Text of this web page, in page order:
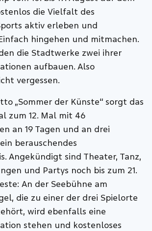
die Vielfalt des
aktiv erleben und
hingehen und mitmachen.
die Stadtwerke zwei ihrer
aufbauen. Also
vergessen.
„Sommer der Künste“ sorgt das
zum 12. Mal mit 46
an 19 Tagen und an drei
berauschendes
Angekündigt sind Theater, Tanz,
und Partys noch bis zum 21.
An der Seebühne am
die zu einer der drei Spielorte
wird ebenfalls eine
stehen und kostenloses